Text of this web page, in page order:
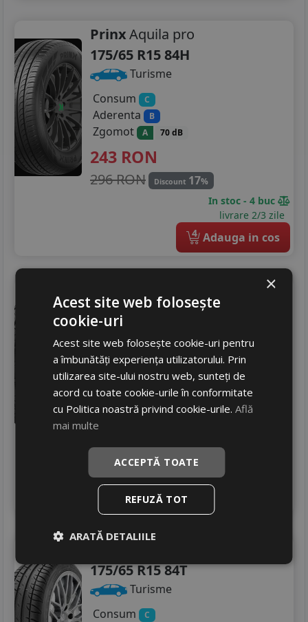
225/45R19
225/55R19
235/35R19
235/55R19
245/40R19
PrinxAquila pro
175/65 R15 84H
Turisme
Consum
C
Aderenta B
Zgomot A 70 dB
243 RON
296 RON Discount 17%
In stoc - 4 buc
livrare 2/3 zile
4 Adauga in cos
Kormoran
Snow
175/65 R15 84T
Consum D
Aderenta C
Zgomot A 70 dB
323RON
In stoc - peste 12 buc
livrare 2/3 zile
175/65 R15 84T
Turisme
Consum
C
×
Acest site web folosește
cookie-uri
Acest site web folosește cookie-uri pentru
a îmbunătăți experiența utilizatorului. Prin
utilizarea site-ului nostru web, sunteți de
acord cu toate cookie-urile în conformitate
cu Politica noastră privind cookie-urile.Află
mai multe
ACCEPTĂ TOATE
REFUZĂ TOT
ARATĂ DETALIILE